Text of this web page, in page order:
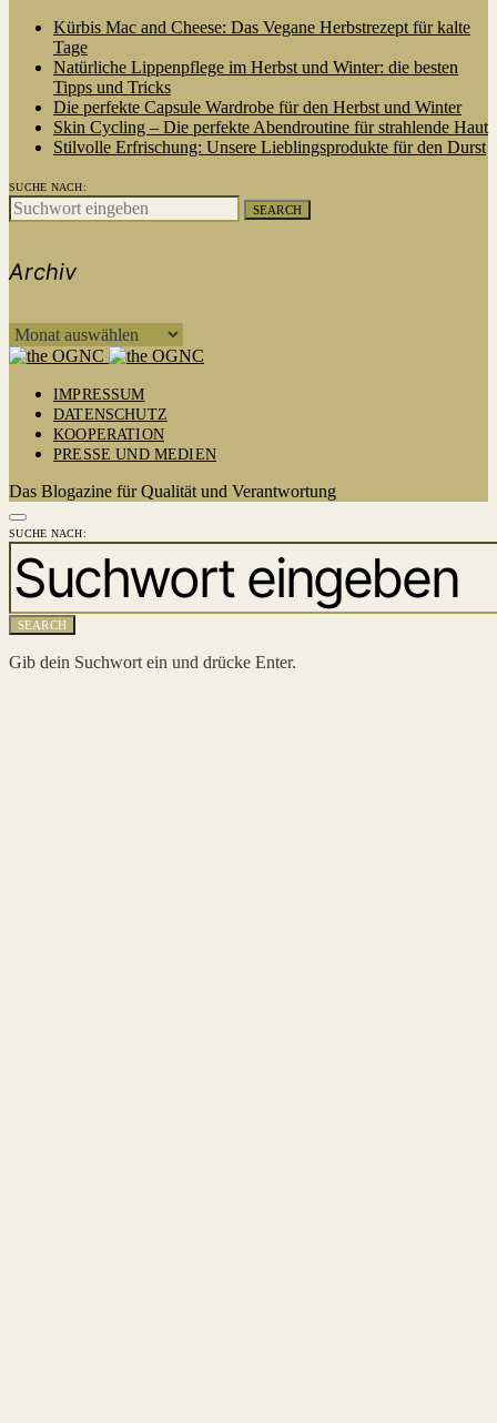
Kürbis Mac and Cheese: Das Vegane Herbstrezept für kalte
Tage
Natürliche Lippenpflege im Herbst und Winter: die besten
Tipps und Tricks
Die perfekte Capsule Wardrobe für den Herbst und Winter
Skin Cycling – Die perfekte Abendroutine für strahlende Haut
Stilvolle Erfrischung: Unsere Lieblingsprodukte für den Durst
SUCHE NACH:
SEARCH
Archiv
ARCHIV
IMPRESSUM
DATENSCHUTZ
KOOPERATION
PRESSE UND MEDIEN
Das Blogazine für Qualität und Verantwortung
SUCHE NACH:
SEARCH
Gib dein Suchwort ein und drücke Enter.